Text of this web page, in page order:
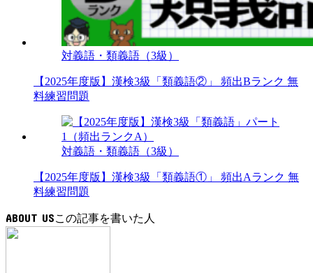
対義語・類義語（3級）
【2025年度版】漢検3級「類義語②」 頻出Bランク 無
料練習問題
対義語・類義語（3級）
【2025年度版】漢検3級「類義語①」 頻出Aランク 無
料練習問題
ABOUT US